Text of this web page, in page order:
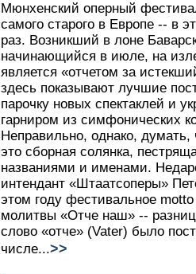
Мюнхенский оперный
самого старого в Европе -- в
раз. Возникший в лоне
начинающийся в июле, на
является «отчетом за
здесь показывают лучшие
парочку новых спектаклей и
гарниром из симфонических
Неправильно, однако,
это сборная солянка,
названиями и именами.
интендант «Штаатсоперы»
этом году фестивальное
молитвы «Отче наш» --
слово «отче» (Vater) было
числе...>>